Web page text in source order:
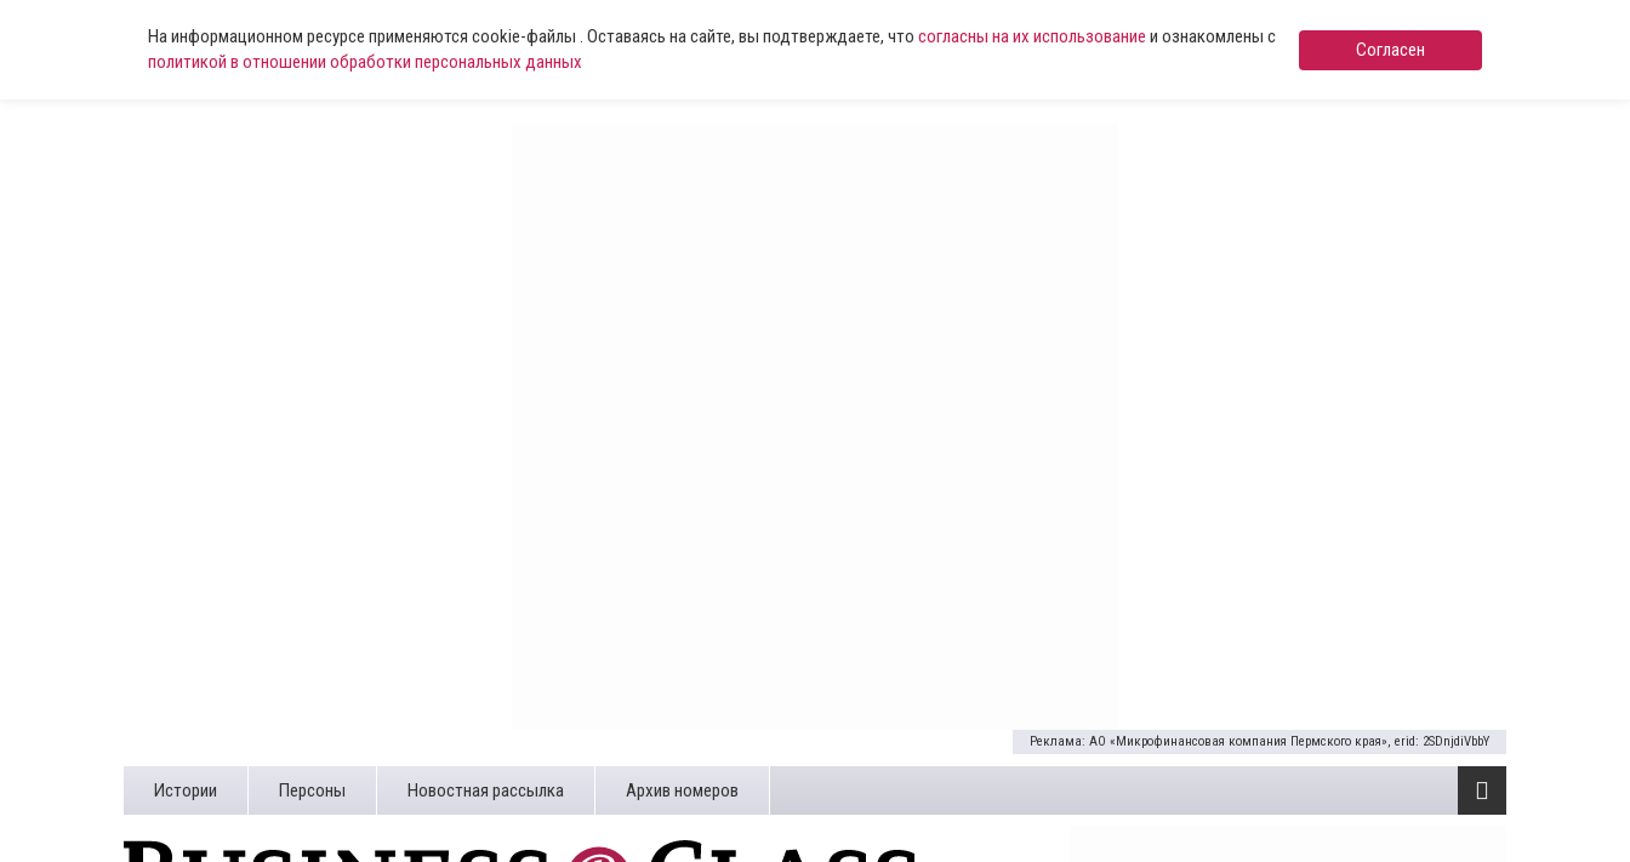
На информационном ресурсе применяются cookie-файлы . Оставаясь на сайте, вы подтверждаете, что согласны на их использование и ознакомлены с
политикой в отношении обработки персональных данных
Согласен
Реклама: АО «Микрофинансовая компания Пермского края», erid: 2SDnjdiVbbY
Истории Персоны Новостная рассылка Архив номеров